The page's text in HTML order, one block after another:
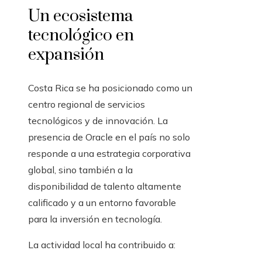
Un ecosistema
tecnológico en
expansión
Costa Rica se ha posicionado como un
centro regional de servicios
tecnológicos y de innovación. La
presencia de Oracle en el país no solo
responde a una estrategia corporativa
global, sino también a la
disponibilidad de talento altamente
calificado y a un entorno favorable
para la inversión en tecnología.
La actividad local ha contribuido a: